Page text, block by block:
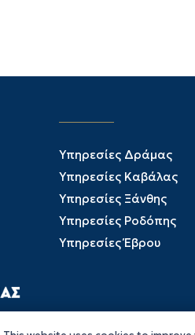
Υπηρεσίες Δράμας
Υπηρεσίες Καβάλας
Υπηρεσίες Ξάνθης
Υπηρεσίες Ροδόπης
Υπηρεσίες Έβρου